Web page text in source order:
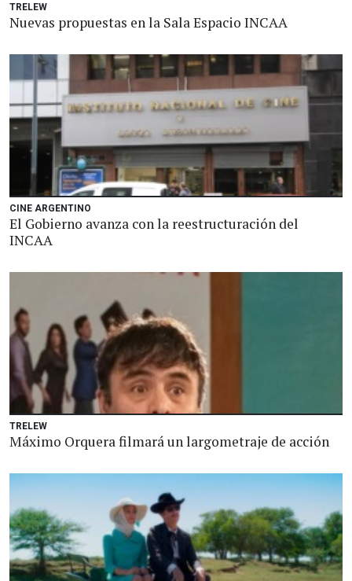
TRELEW
Nuevas propuestas en la Sala Espacio INCAA
CINE ARGENTINO
El Gobierno avanza con la reestructuración del
INCAA
TRELEW
Máximo Orquera filmará un largometraje de acción